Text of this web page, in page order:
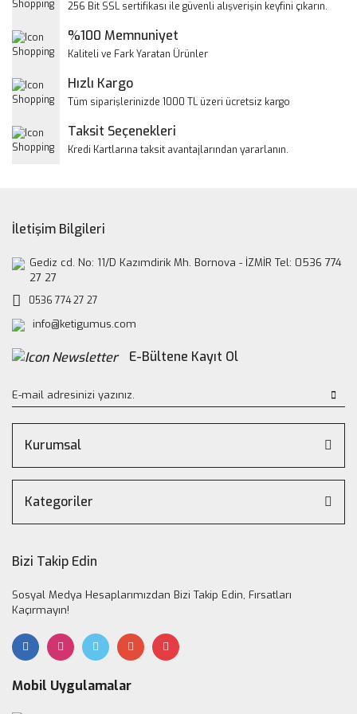
Ürün bilgilerinde hatalar bulunuyor.
Bu ürüne benzer farklı alternatifler olmalı.
256 Bit SSL sertifikası ile güvenli alışverişin keyfini çıkarın.
%100 Memnuniyet
Kaliteli ve Fark Yaratan Ürünler
Hızlı Kargo
Tüm siparişlerinizde 1000 TL üzeri ücretsiz kargo
Taksit Seçenekleri
Kredi Kartlarına taksit avantajlarından yararlanın.
İletişim Bilgileri
Gediz cd. No: 11/D Kazımdirik Mh. Bornova - İZMİR Tel: 0536 774
27 27
0536 774 27 27
info@ketigumus.com
E-Bültene Kayıt Ol
Kurumsal
Kategoriler
Bizi Takip Edin
Sosyal Medya Hesaplarımızdan Bizi Takip Edin, Fırsatları
Kaçırmayın!
Mobil Uygulamalar